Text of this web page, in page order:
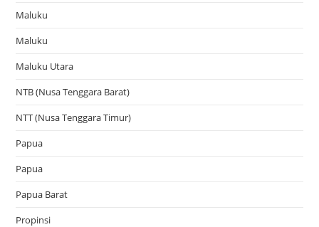
Maluku
Maluku
Maluku Utara
NTB (Nusa Tenggara Barat)
NTT (Nusa Tenggara Timur)
Papua
Papua
Papua Barat
Propinsi